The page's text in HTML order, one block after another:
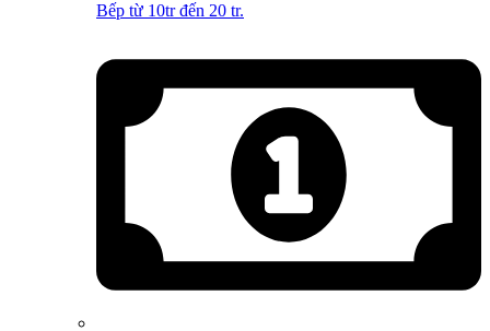
Bếp từ 10tr đến 20 tr.